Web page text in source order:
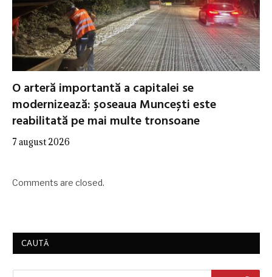
O arteră importantă a capitalei se
modernizează: șoseaua Muncești este
reabilitată pe mai multe tronsoane
7 august 2026
Comments are closed.
CAUTĂ